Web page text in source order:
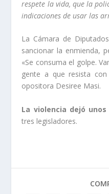
respete la vida, que la
indicaciones de usar las
La Cámara de
sancionar la enmienda,
«Se consuma el golpe.
gente a que resista
opositora Desiree Masi.
La violencia dejó
tres legisladores.